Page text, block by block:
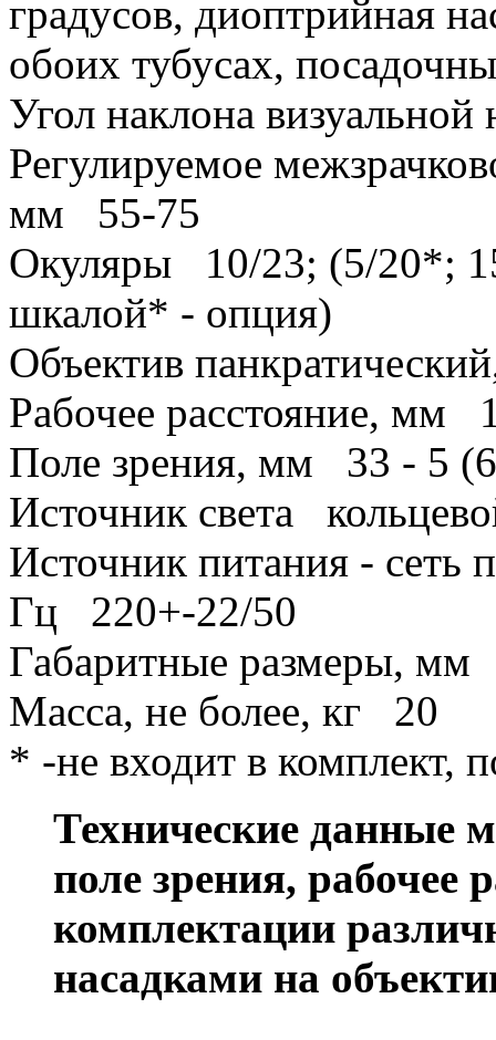
градусов, диоптрийная
обоих тубусах,
Угол наклона
Регулируемое
мм 55-75
Окуляры 10/23; (5/20*;
шкалой* - опция)
Объектив
Рабочее расстояние, мм
Поле зрения, мм 33 - 5
Источник света
Источник питания - сеть
Гц 220+-22/50
Габаритные размеры,
Масса, не более, кг 20
* -не входит в комплект,
Технические данные
поле зрения, рабочее
комплектации
насадками на